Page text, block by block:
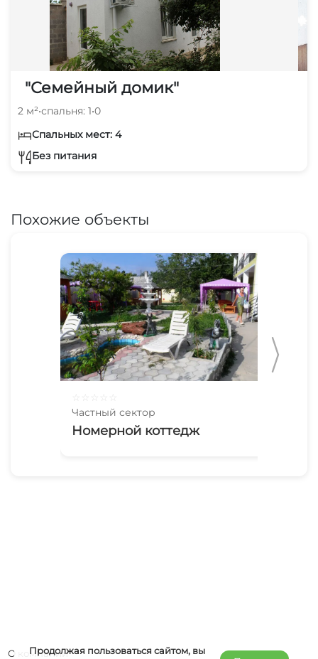
"Семейный домик"
2 м²•спальня: 1•0
Спальных мест: 4
Без питания
Похожие объекты
Частный сектор
Номерной коттедж
Продолжая пользоваться сайтом, вы
О компании